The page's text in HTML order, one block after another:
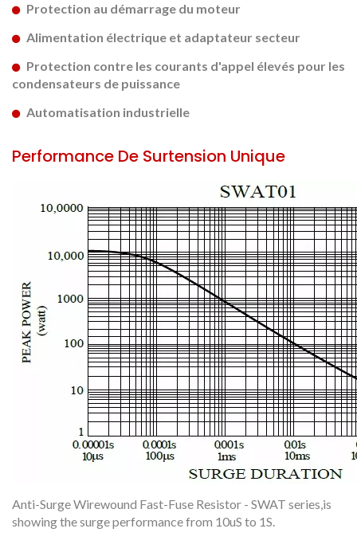
Protection au démarrage du moteur
Alimentation électrique et adaptateur secteur
Protection contre les courants d'appel élevés pour les
condensateurs de puissance
Automatisation industrielle
Performance De Surtension Unique
Anti-Surge Wirewound Fast-Fuse Resistor - SWAT series,is
showing the surge performance from 10uS to 1S.